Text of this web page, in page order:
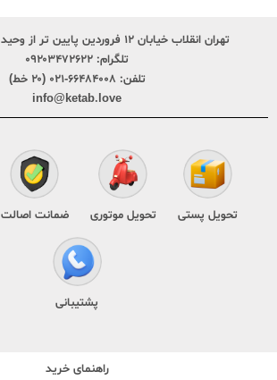
تهران انقلاب خیابان ۱۲ فروردین پایین تر از وحید نظری پلاک ۲۴۹
تلگرام: ۰۹۲۰۳۴۷۲۶۲۲
تلفن: ۶۶۴۸۴۰۰۸-۰۲۱ (۲۰ خط)
info@ketab.love
تحویل پستی تحویل موتوری ضمانت اصالت
پشتیبانی
راهنمای خرید